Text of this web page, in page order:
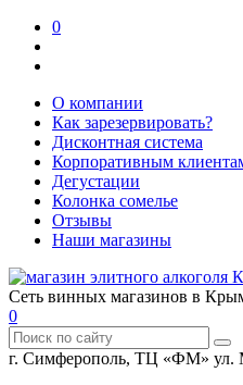
0
О компании
Как зарезервировать?
Дисконтная система
Корпоративным
Дегустации
Колонка сомелье
Отзывы
Наши магазины
Сеть винных магазинов в
0
г. Симферополь, ТЦ «ФМ» ул.